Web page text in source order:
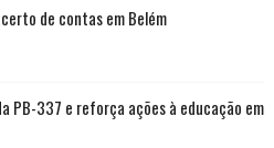
de contas em Belém
PB-337 e reforça ações à educação em